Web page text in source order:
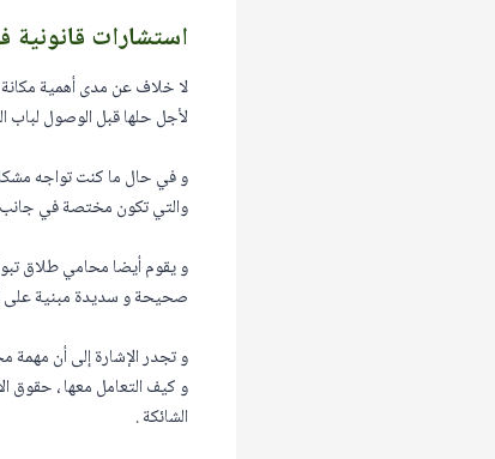
استشارات قانونية
لا خلاف عن مدى أهمية
لأجل حلها قبل الوصول لباب
و في حال ما كنت تواجه
والتي تكون مختصة في جانب
و يقوم أيضا محامي طلاق
صحيحة و سديدة مبنية على
و تجدر الإشارة إلى أن
و كيف التعامل معها ، حقوق
الشائكة .